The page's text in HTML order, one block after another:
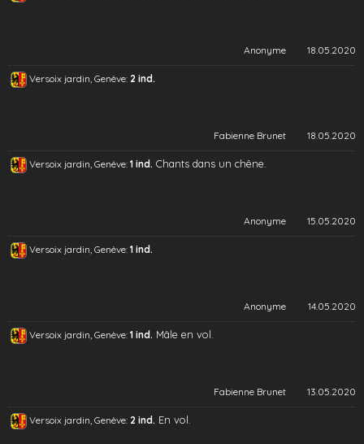
Anonyme 18.05.2020
Versoix jardin, Genève: 2 ind.
Fabienne Brunet 18.05.2020
Versoix jardin, Genève: 1 ind. Chants dans un chêne.
Anonyme 15.05.2020
Versoix jardin, Genève: 1 ind.
Anonyme 14.05.2020
Versoix jardin, Genève: 1 ind. Mâle en vol.
Fabienne Brunet 13.05.2020
Versoix jardin, Genève: 2 ind. En vol.